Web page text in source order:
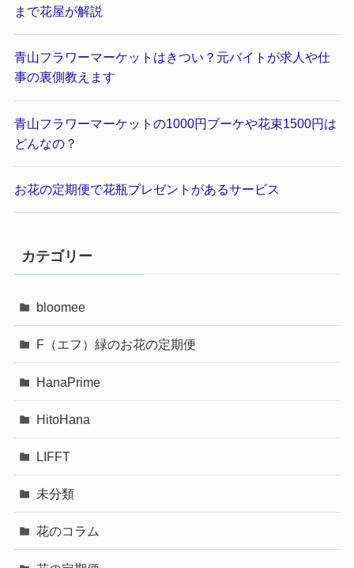
まで花屋が解説
青山フラワーマーケットはきつい？元バイトが求人や仕
事の裏側教えます
青山フラワーマーケットの1000円ブーケや花束1500円は
どんなの？
お花の定期便で花瓶プレゼントがあるサービス
カテゴリー
bloomee
F（エフ）緑のお花の定期便
HanaPrime
HitoHana
LIFFT
未分類
花のコラム